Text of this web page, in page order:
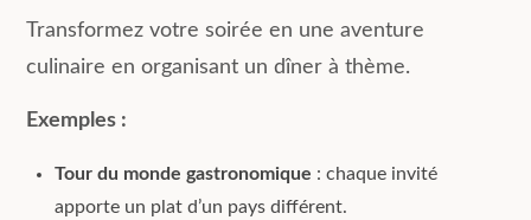
Transformez votre soirée en une aventure
culinaire en organisant un dîner à thème.
Exemples :
Tour du monde gastronomique : chaque invité
apporte un plat d’un pays différent.